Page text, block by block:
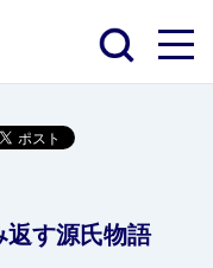
返す源氏物語